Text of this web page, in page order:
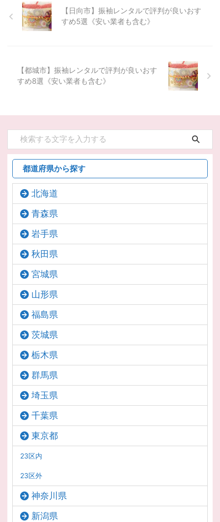
【日向市】振袖レンタルで評判が良いおす
すめ5選《安い業者も含む》
【都城市】振袖レンタルで評判が良いおす
すめ8選《安い業者も含む》
都道府県から探す
北海道
青森県
岩手県
秋田県
宮城県
山形県
福島県
茨城県
栃木県
群馬県
埼玉県
千葉県
東京都
23区内
23区外
神奈川県
新潟県